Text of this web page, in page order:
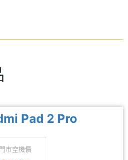
Pad 2 Pro
門市空機價